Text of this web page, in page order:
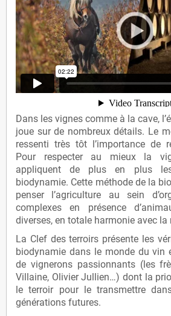
Dans les vignes comme à la cave,
joue sur de nombreux détails. Le
ressenti très tôt l’importance de
Pour respecter au mieux la
appliquent de plus en plus
biodynamie. Cette méthode de la
penser l’agriculture au sein
complexes en présence
diverses, en totale harmonie avec la
La Clef des terroirs présente les
biodynamie dans le monde du vin
de vignerons passionnants (les
Villaine, Olivier Jullien…) dont la
le terroir pour le transmettre
générations futures.